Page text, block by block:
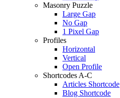
Masonry Puzzle
Large Gap
No Gap
1 Pixel Gap
Profiles
Horizontal
Vertical
Open Profile
Shortcodes A-C
Articles Shortcode
Blog Shortcode